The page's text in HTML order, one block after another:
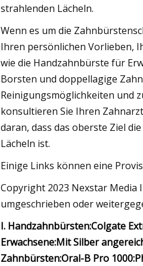
strahlenden Lächeln.
Wenn es um die
Ihren persönlichen Vorlieben,
wie die Handzahnbürste für
Borsten und doppellagige
Reinigungsmöglichkeiten und
konsultieren Sie Ihren
daran, dass das oberste Ziel
Lächeln ist.
Einige Links können eine
Copyright 2023 Nexstar Media
umgeschrieben oder
I. Handzahnbürsten:Colgate
Erwachsene:Mit Silber
Zahnbürsten:Oral-B Pro 1000: